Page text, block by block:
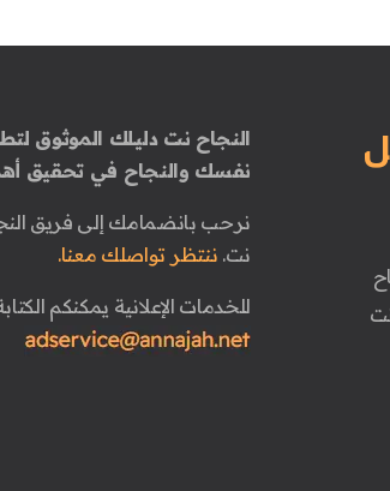
النجاح نت دليلك الموثوق
نفسك والنجاح في تحقيق
نرحب بانضمامك إلى فريق
نت. ننتظر تواصلك معنا.
للخدمات الإعلانية يمكنكم